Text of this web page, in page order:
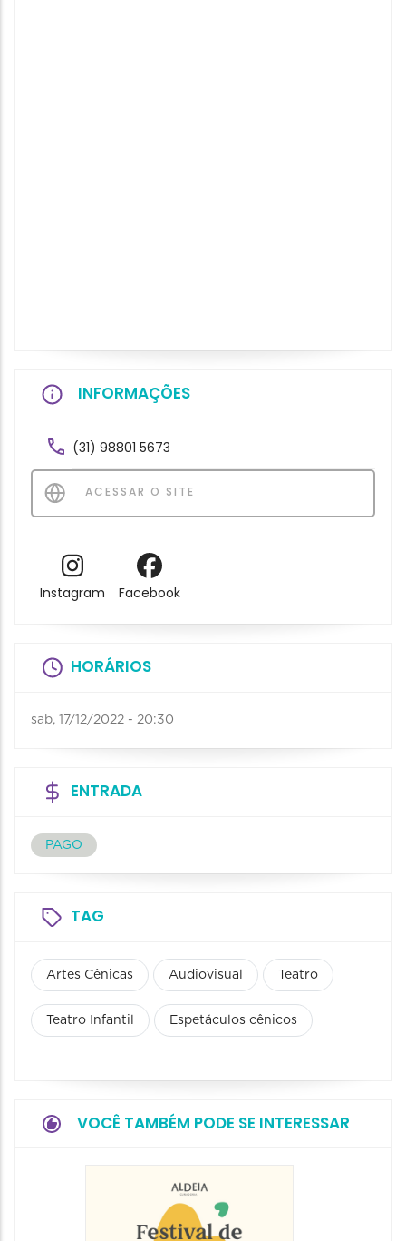
INFORMAÇÕES
(31) 98801 5673
ACESSAR O SITE
Instagram Facebook
HORÁRIOS
sab, 17/12/2022 - 20:30
ENTRADA
PAGO
TAG
Artes Cênicas Audiovisual Teatro
Teatro Infantil Espetáculos cênicos
VOCÊ TAMBÉM PODE SE INTERESSAR